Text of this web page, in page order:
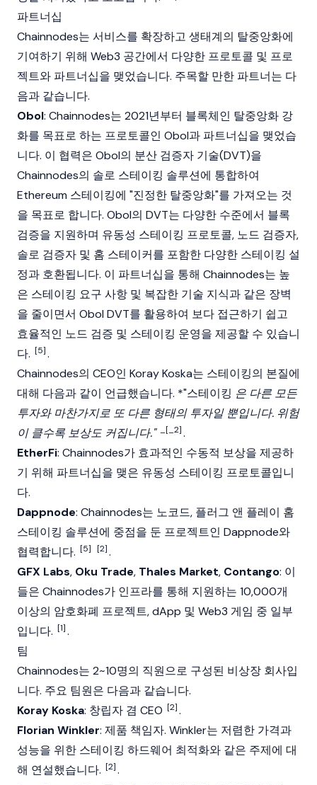
파트너십
Chainnodes는 서비스를 확장하고 생태계의 탈중앙화에
기여하기 위해 Web3 공간에서 다양한 프로토콜 및 프로
젝트와 파트너십을 맺었습니다. 주목할 만한 파트너는 다
음과 같습니다.
Obol: Chainnodes는 2021년부터 블록체인 탈중앙화 강
화를 목표로 하는 프로토콜인 Obol과 파트너십을 맺었습
니다. 이 협력은 Obol의 분산 검증자 기술(DVT)을
Chainnodes의 솔로 스테이킹 솔루션에 통합하여
Ethereum 스테이킹에 "진정한 탈중앙화"를 가져오는 것
을 목표로 합니다. Obol의 DVT는 다양한 수준에서 블록
검증을 지원하며 유동성 스테이킹 프로토콜, 노드 검증자,
솔로 검증자 및 홈 스테이커를 포함한 다양한 스테이킹 설
정과 호환됩니다. 이 파트너십을 통해 Chainnodes는 높
은 스테이킹 요구 사항 및 복잡한 기술 지식과 같은 장벽
을 줄이면서 Obol DVT를 활용하여 보다 접근하기 쉽고
효율적인 노드 검증 및 스테이킹 운영을 제공할 수 있습니
다. [5].
Chainnodes의 CEO인 Koray Koska는 스테이킹의 본질에
대해 다음과 같이 언급했습니다. *"스테이킹 은 다른 모든
투자와 마찬가지로 또 다른 형태의 투자일 뿐입니다. 위험
이 클수록 보상도 커집니다."
_[_2].
EtherFi: Chainnodes가 효과적인 수동적 보상을 제공하
기 위해 파트너십을 맺은 유동성 스테이킹 프로토콜입니
다.
Dappnode: Chainnodes는 노코드, 플러그 앤 플레이 홈
스테이킹 솔루션에 중점을 둔 프로젝트인 Dappnode와
협력합니다. [5] [2].
GFX Labs, Oku Trade, Thales Market, Contango: 이
들은 Chainnodes가 인프라를 통해 지원하는 10,000개
이상의 암호화폐 프로젝트, dApp 및 Web3 게임 중 일부
입니다. [1].
팀
Chainnodes는 2~10명의 직원으로 구성된 비상장 회사입
니다. 주요 팀원은 다음과 같습니다.
Koray Koska: 창립자 겸 CEO [2].
Florian Winkler: 제품 책임자. Winkler는 저렴한 가격과
성능을 위한 스테이킹 하드웨어 최적화와 같은 주제에 대
해 연설했습니다. [2].